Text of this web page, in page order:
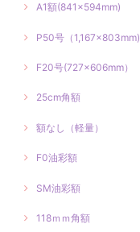
A1額(841×594mm)
P50号（1,167×803mm)
F20号(727×606mm）
25cm角額
額なし（軽量）
F0油彩額
SM油彩額
118ｍｍ角額